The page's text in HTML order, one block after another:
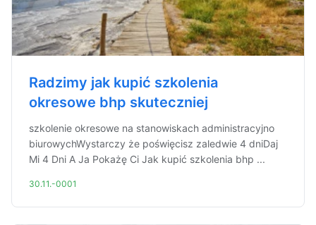
Radzimy jak kupić szkolenia
okresowe bhp skuteczniej
szkolenie okresowe na stanowiskach administracyjno
biurowychWystarczy że poświęcisz zaledwie 4 dniDaj
Mi 4 Dni A Ja Pokażę Ci Jak kupić szkolenia bhp ...
30.11.-0001